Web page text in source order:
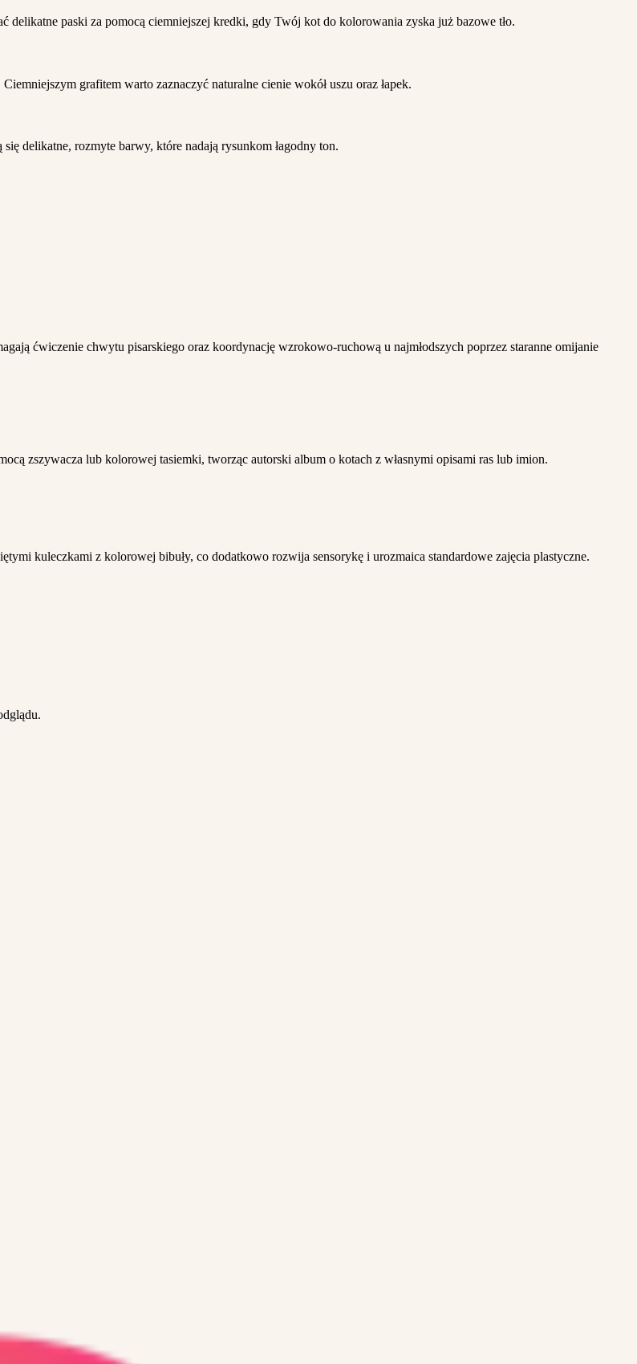
delikatne paski za pomocą ciemniejszej kredki, gdy Twój kot do kolorowania zyska już bazowe tło.
grafitem warto zaznaczyć naturalne cienie wokół uszu oraz łapek.
delikatne, rozmyte barwy, które nadają rysunkom łagodny ton.
ćwiczenie chwytu pisarskiego oraz koordynację wzrokowo-ruchową u najmłodszych poprzez staranne omijanie
zszywacza lub kolorowej tasiemki, tworząc autorski album o kotach z własnymi opisami ras lub imion.
kuleczkami z kolorowej bibuły, co dodatkowo rozwija sensorykę i urozmaica standardowe zajęcia plastyczne.